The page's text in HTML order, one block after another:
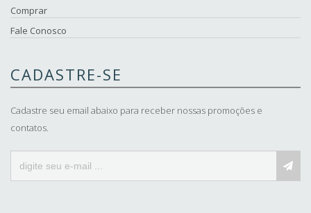
Comprar
Fale Conosco
CADASTRE-SE
Cadastre seu email abaixo para receber nossas promoções e
contatos.